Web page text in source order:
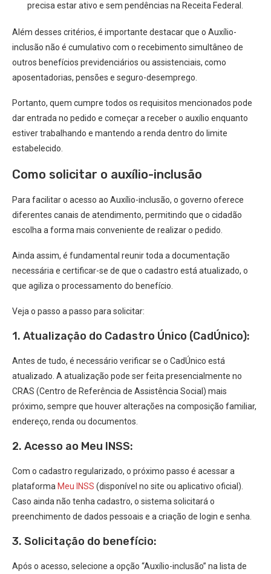
precisa estar ativo e sem pendências na Receita Federal.
Além desses critérios, é importante destacar que o Auxílio-
inclusão não é cumulativo com o recebimento simultâneo de
outros benefícios previdenciários ou assistenciais, como
aposentadorias, pensões e seguro-desemprego.
Portanto, quem cumpre todos os requisitos mencionados pode
dar entrada no pedido e começar a receber o auxílio enquanto
estiver trabalhando e mantendo a renda dentro do limite
estabelecido.
Como solicitar o auxílio-inclusão
Para facilitar o acesso ao Auxílio-inclusão, o governo oferece
diferentes canais de atendimento, permitindo que o cidadão
escolha a forma mais conveniente de realizar o pedido.
Ainda assim, é fundamental reunir toda a documentação
necessária e certificar-se de que o cadastro está atualizado, o
que agiliza o processamento do benefício.
Veja o passo a passo para solicitar:
1. Atualização do Cadastro Único (CadÚnico):
Antes de tudo, é necessário verificar se o CadÚnico está
atualizado. A atualização pode ser feita presencialmente no
CRAS (Centro de Referência de Assistência Social) mais
próximo, sempre que houver alterações na composição familiar,
endereço, renda ou documentos.
2. Acesso ao Meu INSS:
Com o cadastro regularizado, o próximo passo é acessar a
plataforma Meu INSS (disponível no site ou aplicativo oficial).
Caso ainda não tenha cadastro, o sistema solicitará o
preenchimento de dados pessoais e a criação de login e senha.
3. Solicitação do benefício:
Após o acesso, selecione a opção “Auxílio-inclusão” na lista de